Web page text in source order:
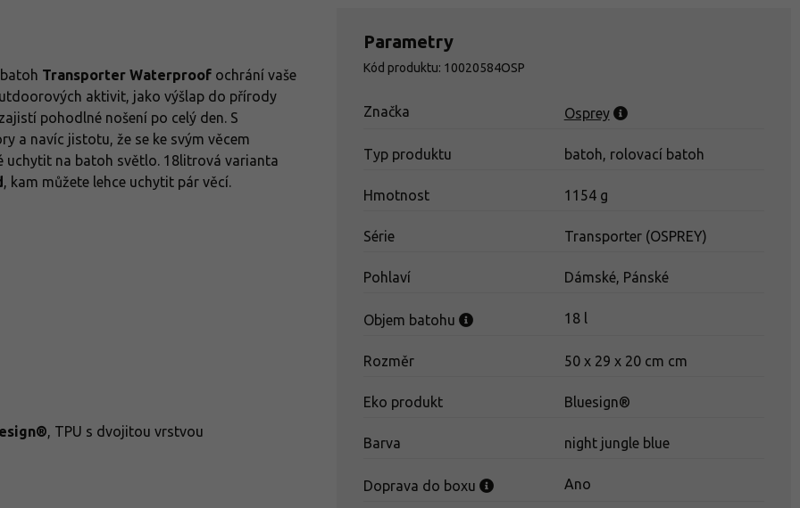
Transporter Waterproof ochrání vaše
aktivit, jako výšlap do přírody
pohodlné nošení po celý den. S
a navíc jistotu, že se ke svým věcem
uchytit na batoh světlo. 18litrová varianta
, kam můžete lehce uchytit pár věcí.
, TPU s dvojitou vrstvou
Parametry
Kód produktu: 10020584OSP
Značka Osprey
Typ produktu batoh, rolovací batoh
Hmotnost 1154 g
Série Transporter (OSPREY)
Pohlaví Dámské, Pánské
Objem batohu 18 l
Rozměr 50 x 29 x 20 cm cm
Eko produkt Bluesign®
Barva night jungle blue
Doprava do boxu Ano